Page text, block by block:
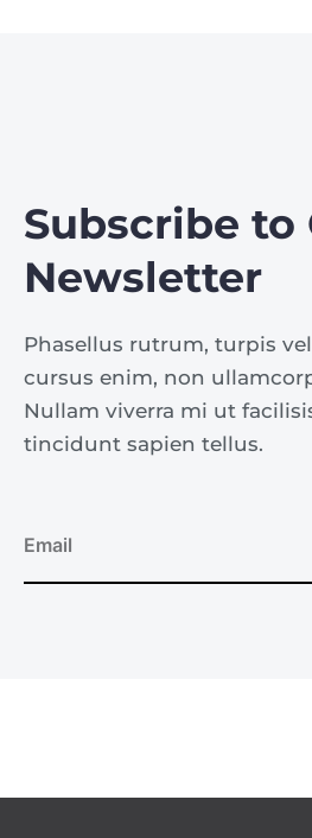
Subscribe to
Newsletter
Phasellus rutrum, turpis
cursus enim, non
Nullam viverra mi ut
tincidunt sapien tellus.